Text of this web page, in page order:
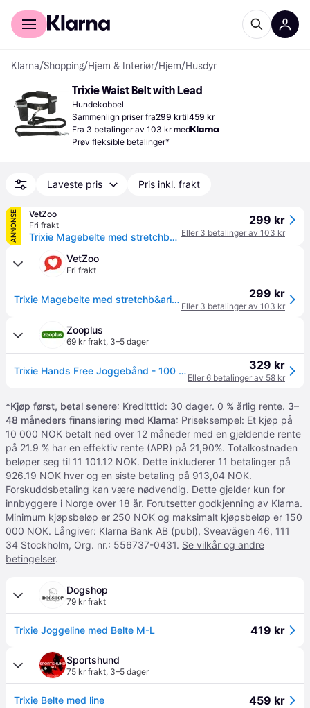
For kunder
Klarna/Shopping/Hjem & Interiør/Hjem/Husdyr
Trixie Waist Belt with Lead
Hundekobbel
Sammenlign priser fra299 krtil459 kr
Fra 3 betalinger av 103 kr med
Prøv fleksible betalinger*
Laveste pris Pris inkl. frakt
ANNONSE
VetZoo
Fri frakt
Trixie Magebelte med stretchb&aring;nd
299 kr
Eller 3 betalinger av 103 kr
VetZoo
Fri frakt
Trixie Magebelte med stretchb&aring;nd 299 kr
Eller 3 betalinger av 103 kr
Zooplus
69 kr frakt, 3–5 dager
Trixie Hands Free Joggebånd - 100 - 135 cm 329 kr
Eller 6 betalinger av 58 kr
*Kjøp først, betal senere: Kreditttid: 30 dager. 0 % årlig rente. 3–
48 måneders finansiering med Klarna: Priseksempel: Et kjøp på
10 000 NOK betalt ned over 12 måneder med en gjeldende rente
på 21.9 % har en effektiv rente (APR) på 21,90%. Totalkostnaden
beløper seg til 11 101.12 NOK. Dette inkluderer 11 betalinger på
926.19 NOK hver og en siste betaling på 913,04 NOK.
Forskuddsbetaling kan være nødvendig. Dette gjelder kun for
innbyggere i Norge over 18 år. Forutsetter godkjenning av Klarna.
Minimum kjøpsbeløp er 250 NOK og maksimalt kjøpsbeløp er 150
000 NOK. Långiver: Klarna Bank AB (publ), Sveavägen 46, 111
34 Stockholm, Org. nr.: 556737-0431. Se vilkår og andre
betingelser.
Dogshop
79 kr frakt
Trixie Joggeline med Belte M-L 419 kr
Sportshund
75 kr frakt, 3–5 dager
Trixie Belte med line 459 kr